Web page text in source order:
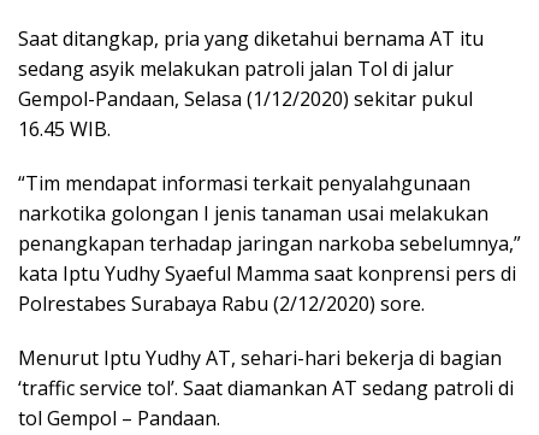
Saat ditangkap, pria yang diketahui bernama AT itu
sedang asyik melakukan patroli jalan Tol di jalur
Gempol-Pandaan, Selasa (1/12/2020) sekitar pukul
16.45 WIB.
“Tim mendapat informasi terkait penyalahgunaan
narkotika golongan I jenis tanaman usai melakukan
penangkapan terhadap jaringan narkoba sebelumnya,”
kata Iptu Yudhy Syaeful Mamma saat konprensi pers di
Polrestabes Surabaya Rabu (2/12/2020) sore.
Menurut Iptu Yudhy AT, sehari-hari bekerja di bagian
‘traffic service tol’. Saat diamankan AT sedang patroli di
tol Gempol – Pandaan.